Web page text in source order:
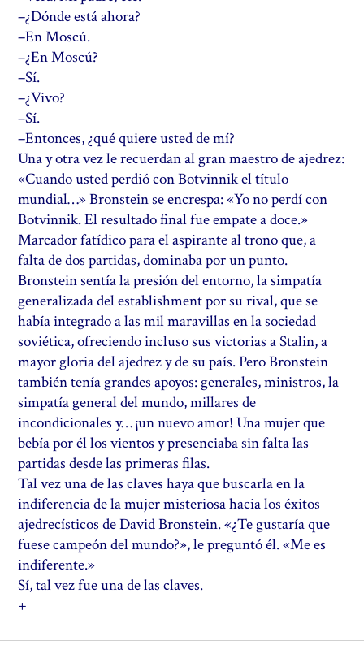
–¿Dónde está ahora?
–En Moscú.
–¿En Moscú?
–Sí.
–¿Vivo?
–Sí.
–Entonces, ¿qué quiere usted de mí?
Una y otra vez le recuerdan al gran maestro de ajedrez:
«Cuando usted perdió con Botvinnik el título
mundial…» Bronstein se encrespa: «Yo no perdí con
Botvinnik. El resultado final fue empate a doce.»
Marcador fatídico para el aspirante al trono que, a
falta de dos partidas, dominaba por un punto.
Bronstein sentía la presión del entorno, la simpatía
generalizada del establishment por su rival, que se
había integrado a las mil maravillas en la sociedad
soviética, ofreciendo incluso sus victorias a Stalin, a
mayor gloria del ajedrez y de su país. Pero Bronstein
también tenía grandes apoyos: generales, ministros, la
simpatía general del mundo, millares de
incondicionales y… ¡un nuevo amor! Una mujer que
bebía por él los vientos y presenciaba sin falta las
partidas desde las primeras filas.
Tal vez una de las claves haya que buscarla en la
indiferencia de la mujer misteriosa hacia los éxitos
ajedrecísticos de David Bronstein. «¿Te gustaría que
fuese campeón del mundo?», le preguntó él. «Me es
indiferente.»
Sí, tal vez fue una de las claves.
+